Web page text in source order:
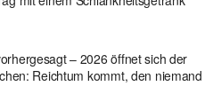
– 2026 öffnet sich der
Reichtum kommt, den niemand